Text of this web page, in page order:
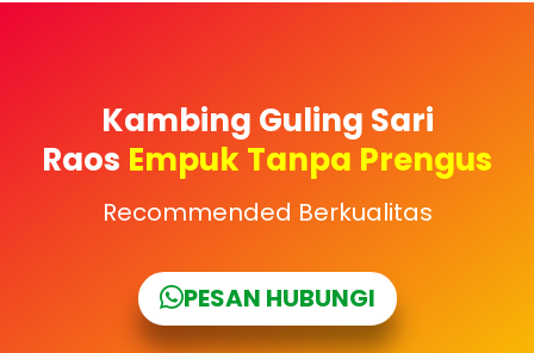
Kambing Guling Sari
Raos Empuk Tanpa Prengus
Recommended Berkualitas
PESAN HUBUNGI